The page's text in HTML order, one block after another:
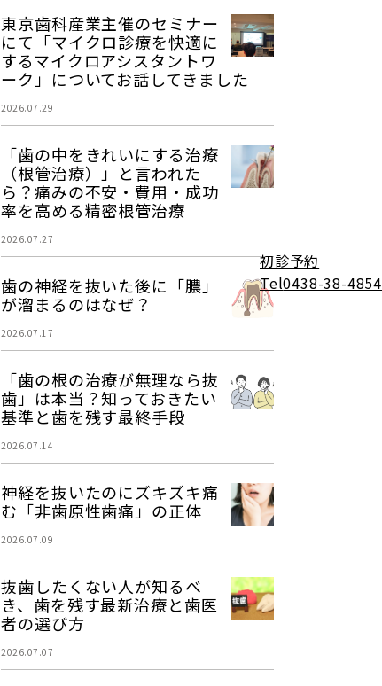
東京歯科産業主催のセミナー
にて「マイクロ診療を快適に
するマイクロアシスタントワ
ーク」についてお話してきました
2026.07.29
「歯の中をきれいにする治療
（根管治療）」と言われた
ら？痛みの不安・費用・成功
率を高める精密根管治療
2026.07.27
歯の神経を抜いた後に「膿」
が溜まるのはなぜ？
2026.07.17
「歯の根の治療が無理なら抜
歯」は本当？知っておきたい
基準と歯を残す最終手段
2026.07.14
神経を抜いたのにズキズキ痛
む「非歯原性歯痛」の正体
2026.07.09
抜歯したくない人が知るべ
き、歯を残す最新治療と歯医
者の選び方
2026.07.07
初診予約
Tel0438-38-4854